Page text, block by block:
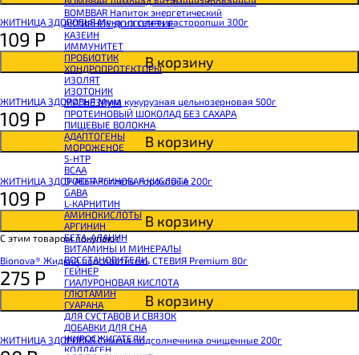
BOMBBAR Напиток энергетический
АКТИВНОЕ ДОЛГОЛЕТИЕ
КАЗЕИН
ИММУНИТЕТ
ПРОБИОТИК
ХОНДРОПРОТЕКТОРЫ
ИЗОЛЯТ
ИЗОТОНИК
МАГНЕЗИУМ
ПРОТЕИНОВЫЙ ШОКОЛАД БЕЗ САХАРА
ПИЩЕВЫЕ ВОЛОКНА
АДАПТОГЕНЫ
МОРОЖЕНОЕ
5-HTP
BCAA
D-АСПАРГИНОВАЯ КИСЛОТА
GABA
L-КАРНИТИН
АМИНОКИСЛОТЫ
АРГИНИН
БЕТА-АЛАНИН
ВИТАМИНЫ И МИНЕРАЛЫ
ВОССТАНОВИТЕЛИ
ГЕЙНЕР
ГИАЛУРОНОВАЯ КИСЛОТА
ГЛЮТАМИН
ГУАРАНА
ДЛЯ СУСТАВОВ И СВЯЗОК
ДОБАВКИ ДЛЯ СНА
ЖИРОСЖИГАТЕЛИ
КОЛЛАГЕН
ЖИТНИЦА ЗДОРОВЬЯ Мука из семян расторопши 300г
109 Р
В корзину
ЖИТНИЦА ЗДОРОВЬЯ Мука кукурузная цельнозерновая 500г
109 Р
В корзину
ЖИТНИЦА ЗДОРОВЬЯ Котлеты гороховые 200г
109 Р
В корзину
С этим товаром покупают
Bionova® Жидкий подсластитель СТЕВИЯ Premium 80г
275 Р
В корзину
ЖИТНИЦА ЗДОРОВЬЯ Семена подсолнечника очищенные 200г